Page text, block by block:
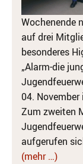
Wochenende
auf drei
besonderes
„Alarm-die
04. November
Zum zweiten
aufgerufen
(mehr …)